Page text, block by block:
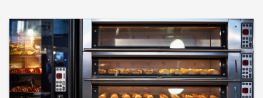
合作夥伴
數據行銷
數據市集
Ln{360°}
Insighta{360°}
趨勢觀點
應用案例
產業報告與白皮書
活動＆研討會
繁體中文
English